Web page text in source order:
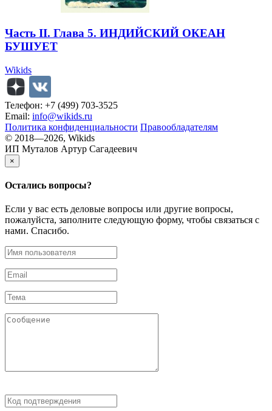
Часть II. Глава 5. ИНДИЙСКИЙ ОКЕАН
БУШУЕТ
Wikids
Телефон: +7 (499) 703-3525
Email: info@wikids.ru
Политика конфиденциальности Правообладателям
© 2018—2026, Wikids
ИП Муталов Артур Сагадеевич
×
Остались вопросы?
Если у вас есть деловые вопросы или другие вопросы,
пожалуйста, заполните следующую форму, чтобы связаться с
нами. Спасибо.